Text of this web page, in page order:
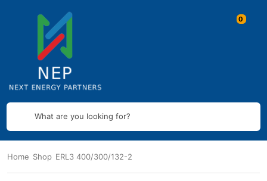
What are you looking for?
Home Shop ERL3 400/300/132-2